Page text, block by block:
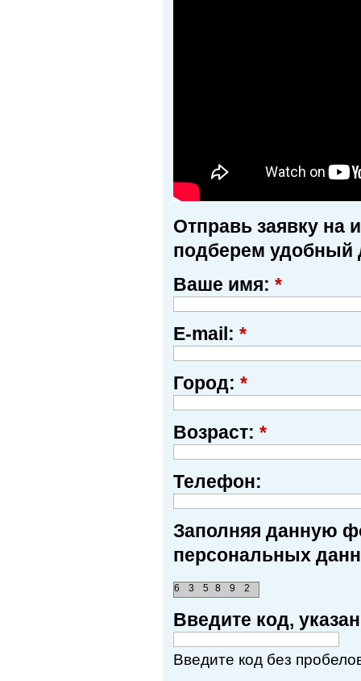
Отправь заявку на
подберем удобный
Ваше имя: *
E-mail: *
Город: *
Возраст: *
Телефон:
Заполняя данную
персональных
5 8 9 2
3
6
Введите код,
Введите код без